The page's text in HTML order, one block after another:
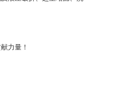
力量！